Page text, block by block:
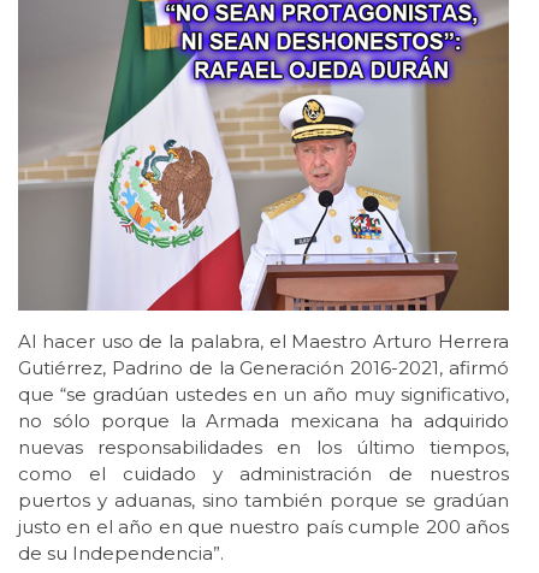
Al hacer uso de la palabra, el Maestro Arturo Herrera
Gutiérrez, Padrino de la Generación 2016-2021, afirmó
que “se gradúan ustedes en un año muy significativo,
no sólo porque la Armada mexicana ha adquirido
nuevas responsabilidades en los último tiempos,
como el cuidado y administración de nuestros
puertos y aduanas, sino también porque se gradúan
justo en el año en que nuestro país cumple 200 años
de su Independencia”.